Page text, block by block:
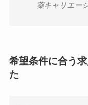
薬キャリエー
希望条件に合う
た